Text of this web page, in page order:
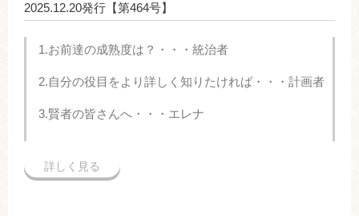
2025.12.20発行【第464号】
1.お前達の成熟度は？・・・統治者
2.自分の役目をより詳しく知りたければ・・・計画者
3.賢者の皆さんへ・・・エレナ
詳しく見る